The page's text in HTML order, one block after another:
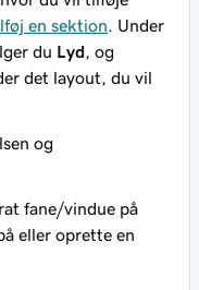
en sektion. Under
du Lyd, og
det layout, du vil
og
fane/vindue på
eller oprette en